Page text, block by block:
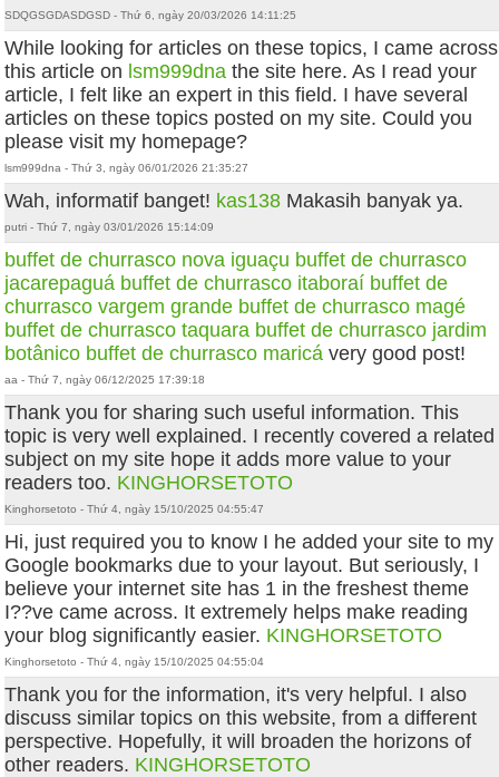
SDQGSGDASDGSD - Thứ 6, ngày 20/03/2026 14:11:25
While looking for articles on these topics, I came across
this article on lsm999dna the site here. As I read your
article, I felt like an expert in this field. I have several
articles on these topics posted on my site. Could you
please visit my homepage?
lsm999dna - Thứ 3, ngày 06/01/2026 21:35:27
Wah, informatif banget! kas138 Makasih banyak ya.
putri - Thứ 7, ngày 03/01/2026 15:14:09
buffet de churrasco nova iguaçu buffet de churrasco
jacarepaguá buffet de churrasco itaboraí buffet de
churrasco vargem grande buffet de churrasco magé
buffet de churrasco taquara buffet de churrasco jardim
botânico buffet de churrasco maricá very good post!
aa - Thứ 7, ngày 06/12/2025 17:39:18
Thank you for sharing such useful information. This
topic is very well explained. I recently covered a related
subject on my site hope it adds more value to your
readers too. KINGHORSETOTO
Kinghorsetoto - Thứ 4, ngày 15/10/2025 04:55:47
Hi, just required you to know I he added your site to my
Google bookmarks due to your layout. But seriously, I
believe your internet site has 1 in the freshest theme
I??ve came across. It extremely helps make reading
your blog significantly easier. KINGHORSETOTO
Kinghorsetoto - Thứ 4, ngày 15/10/2025 04:55:04
Thank you for the information, it's very helpful. I also
discuss similar topics on this website, from a different
perspective. Hopefully, it will broaden the horizons of
other readers. KINGHORSETOTO